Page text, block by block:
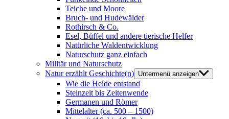
Teiche und Moore
Bruch- und Hudewälder
Rothirsch & Co.
Esel, Büffel und andere tierische Helfer
Natürliche Waldentwicklung
Naturschutz ganz einfach
Militär und Naturschutz
Natur erzählt Geschichte(n) Untermenü anzeigen
Wie die Heide entstand
Steinzeit bis Zeitenwende
Germanen und Römer
Mittelalter (ca. 500 – 1500)